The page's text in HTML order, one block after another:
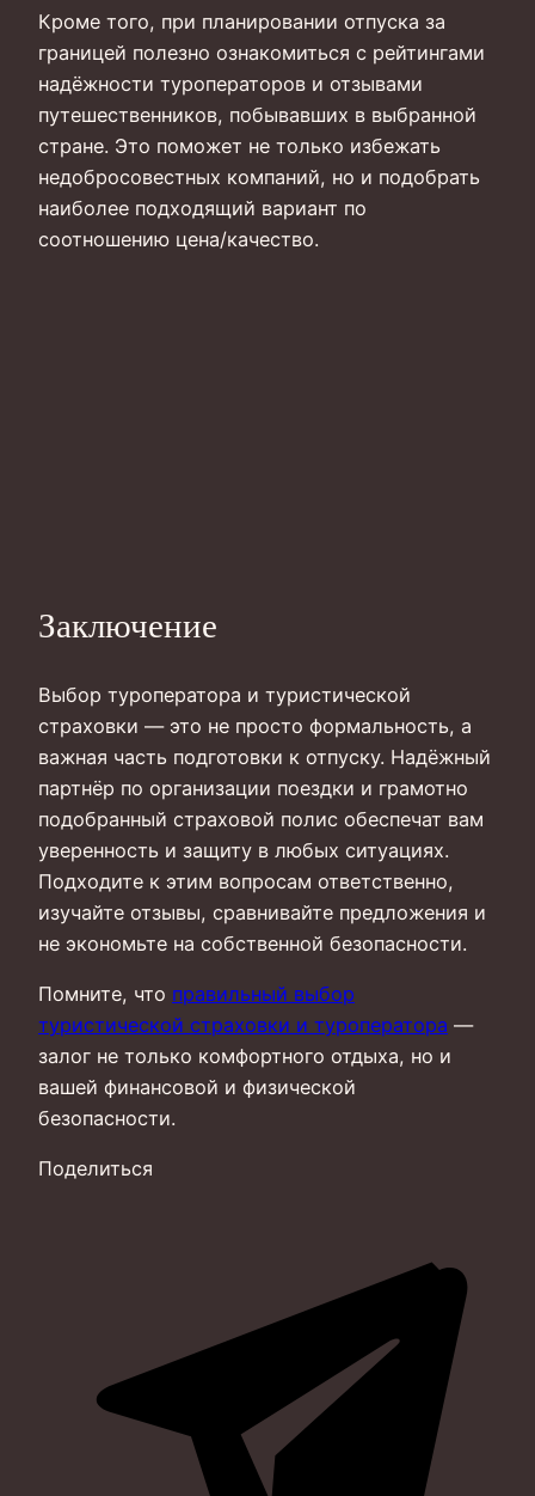
Кроме того, при планировании отпуска за
границей полезно ознакомиться с рейтингами
надёжности туроператоров и отзывами
путешественников, побывавших в выбранной
стране. Это поможет не только избежать
недобросовестных компаний, но и подобрать
наиболее подходящий вариант по
соотношению цена/качество.
Заключение
Выбор туроператора и туристической
страховки — это не просто формальность, а
важная часть подготовки к отпуску. Надёжный
партнёр по организации поездки и грамотно
подобранный страховой полис обеспечат вам
уверенность и защиту в любых ситуациях.
Подходите к этим вопросам ответственно,
изучайте отзывы, сравнивайте предложения и
не экономьте на собственной безопасности.
Помните, что правильный выбор
туристической страховки и туроператора —
залог не только комфортного отдыха, но и
вашей финансовой и физической
безопасности.
Поделиться